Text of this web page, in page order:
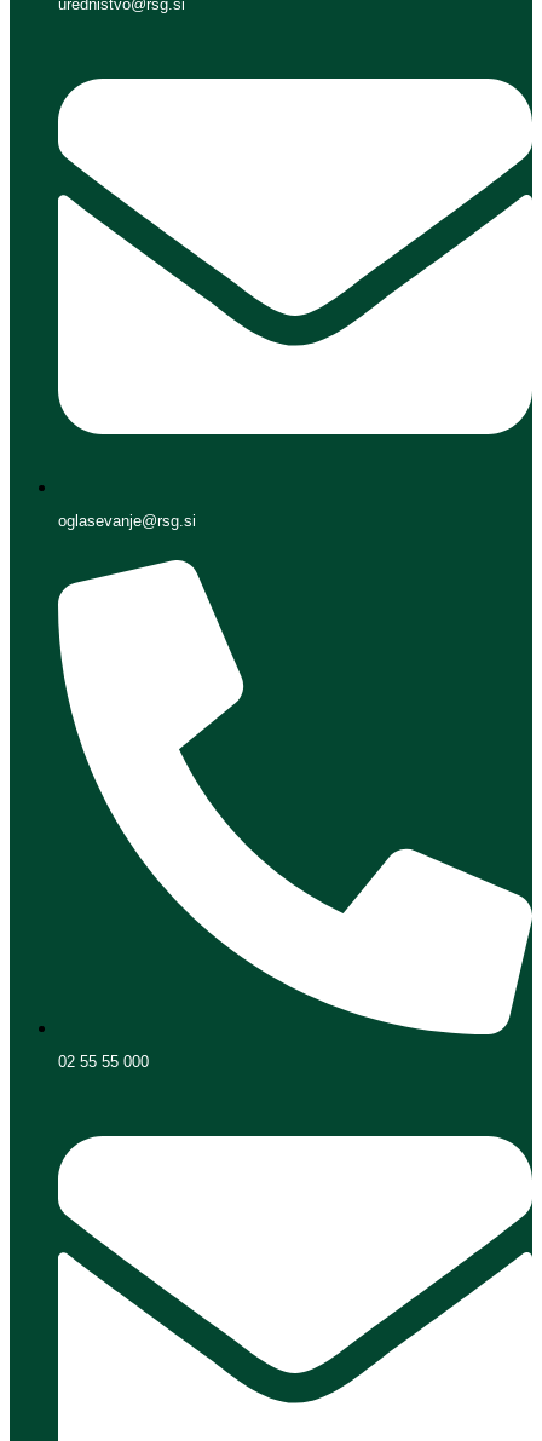
urednistvo@rsg.si
oglasevanje@rsg.si
02 55 55 000